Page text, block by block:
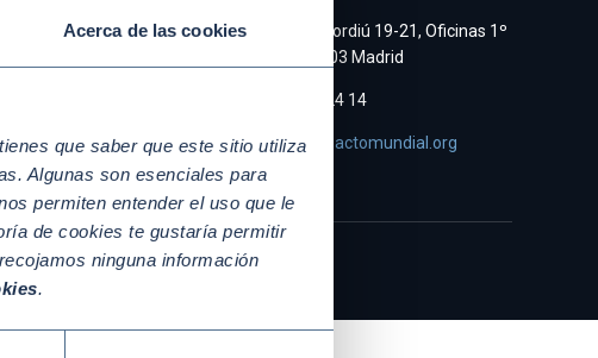
Acerca de las cookies
que saber que este sitio utiliza
Algunas son esenciales para
permiten entender el uso que le
de cookies te gustaría permitir
ninguna información
.
C/ Cristobal Bordiú 19-21, Oficinas 1º
Derecha, 28003 Madrid
(+34)91 745 24 14
asociacion@pactomundial.org